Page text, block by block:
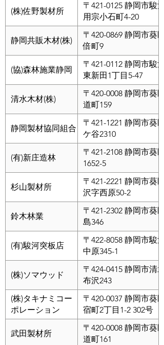
(株)佐野製材所
〒421-0125 静岡市駿河
用宗小石町4-20
静岡共販木材(株)
〒420-0869 静岡市葵区
倍町9
(協)森林施業静岡
〒421-0112 静岡市駿河
東新田1丁目5-47
清水木材(株)
〒420-0008 静岡市葵区
道町159
静岡製材協同組合
〒421-1221 静岡市葵区
ケ谷2310
(有)新庄造林
〒421-2108 静岡市葵区
1652-5
杉山製材所
〒421-2221 静岡市葵区
沢字西原50-2
鈴木林業
〒421-2302 静岡市葵区
島346
(有)駿河突板店
〒422-8058 静岡市駿河
中原345-1
(株)ソマウッド
〒424-0415 静岡市清水
布沢243
(株)タキナミコー
ポレーション
〒420-0037 静岡市葵区
宿町2丁目1-2 302号
武田製材所
〒420-0008 静岡市葵区
道町161